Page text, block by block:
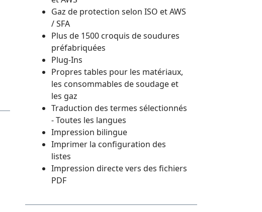
Gaz de protection selon ISO et AWS
/ SFA
Plus de 1500 croquis de soudures
préfabriquées
Plug-Ins
Propres tables pour les matériaux,
les consommables de soudage et
les gaz
Traduction des termes sélectionnés
- Toutes les langues
Impression bilingue
Imprimer la configuration des
listes
Impression directe vers des fichiers
PDF